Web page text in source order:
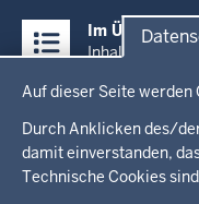
Auf dieser Seite werden
Durch Anklicken des/
damit einverstanden,
Technische Cookies
Inhalte
Im Überblick
Inhalt
Menü
in
der
Fußzeile
Startseite
Ministerium